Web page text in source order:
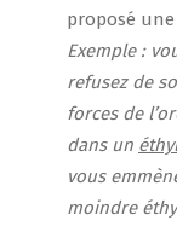
proposé
Exemple :
refusez de
forces de
dans un
vous
moindre